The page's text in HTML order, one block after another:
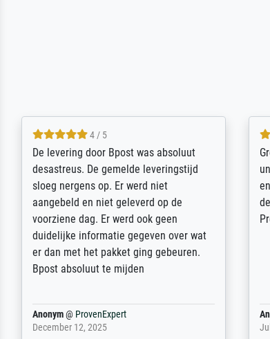
5 / 5
Sehr gute Qualität des Leinwanddrucks
und des Rahmens! Unser Bild wurde
sehr sorgfältig und sicher verpackt, so
dass es unbeschadet bei uns ankam. Es
wird nicht unser letzter Meisterdruck
sein. Vielen Dank!
Reinhold,@ProvenExpert
April 22, 2026